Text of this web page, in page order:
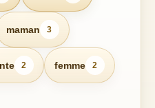
maman 3
2 femme 2